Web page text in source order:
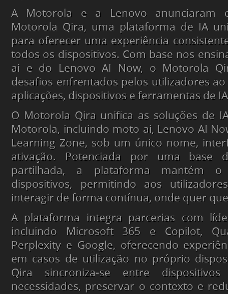
A Motorola e a Lenovo anunciaram
Motorola Qira, uma plataforma de IA
para oferecer uma experiência
todos os dispositivos. Com base nos
ai e do Lenovo AI Now, o Motorola
desafios enfrentados pelos utilizadores
aplicações, dispositivos e ferramentas de
O Motorola Qira unifica as soluções de
Motorola, incluindo moto ai, Lenovo AI
Learning Zone, sob um único nome,
ativação. Potenciada por uma base
partilhada, a plataforma mantém o
dispositivos, permitindo aos
interagir de forma contínua, onde quer
A plataforma integra parcerias com
incluindo Microsoft 365 e Copilot,
Perplexity e Google, oferecendo
em casos de utilização no próprio
Qira sincroniza-se entre
necessidades, preservar o contexto e